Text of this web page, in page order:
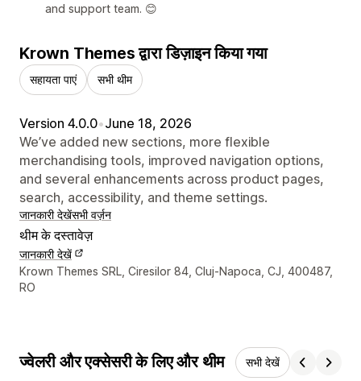
and support team. 😊
Krown Themes द्वारा डिज़ाइन किया गया
सहायता पाएं सभी थीम
Version 4.0.0•June 18, 2026
We’ve added new sections, more flexible
merchandising tools, improved navigation options,
and several enhancements across product pages,
search, accessibility, and theme settings.
जानकारी देखेंसभी वर्ज़न
थीम के दस्तावेज़
जानकारी देखें
डिज़ाइनर के संपर्क की जानकारी
Krown Themes SRL, Ciresilor 84, Cluj-Napoca, CJ, 400487,
RO
ज्वेलरी और एक्सेसरी के लिए और थीम सभी देखें